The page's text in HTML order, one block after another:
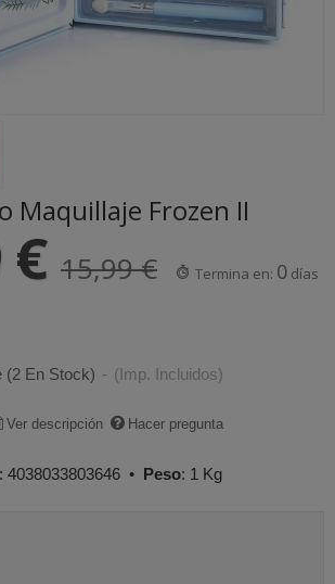
Maquillaje Frozen II
€ 15,99 € Termina en: 0 días
(2 En Stock) - (Imp. Incluidos)
Ver descripción Hacer pregunta
: 4038033803646 • Peso: 1 Kg